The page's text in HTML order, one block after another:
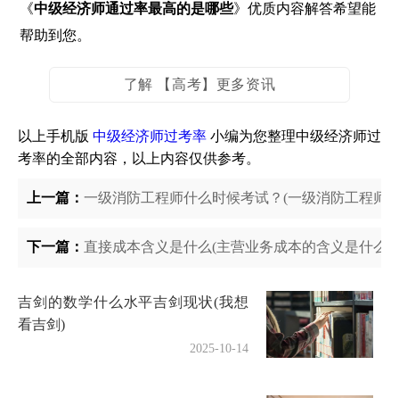
《中级经济师通过率最高的是哪些》优质内容解答希望能
帮助到您。
了解 【高考】更多资讯
以上手机版 中级经济师过考率 小编为您整理中级经济师过
考率的全部内容，以上内容仅供参考。
上一篇： 一级消防工程师什么时候考试？(一级消防工程师
下一篇： 直接成本含义是什么(主营业务成本的含义是什么)
吉剑的数学什么水平吉剑现状(我想
看吉剑)
2025-10-14